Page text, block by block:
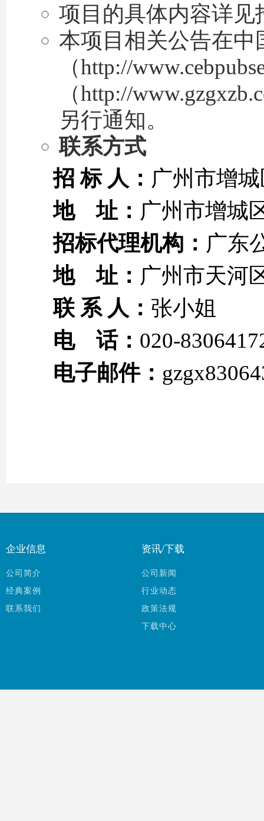
项目的具体内容详见
本项目相关公告在
（http://
（http://
另行通知。
联系方式
招 标 人： 广州市增
地 址： 广州市增城
招标代理机构： 广东
地 址： 广州市天河
联 系 人： 张小姐
电 话： 020-
电子邮件：
企业信息
公司简介
经典案例
联系我们
资讯/下载
公司新闻
行业动态
政策法规
下载中心